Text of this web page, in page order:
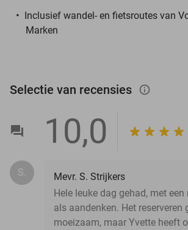
Inclusief wandel- en fietsroutes van
Marken
Selectie van recensies info_outlined
10,0
S.
Mevr. S. Strijkers
Hele leuke dag gehad, met
als aandenken. Het reserveren
moeizaam, maar Yvette heeft